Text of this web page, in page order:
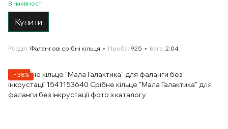
В наявності
Купити
Розділ Фалангові срібні кільця Проба 925 Вага 2.04
−38%